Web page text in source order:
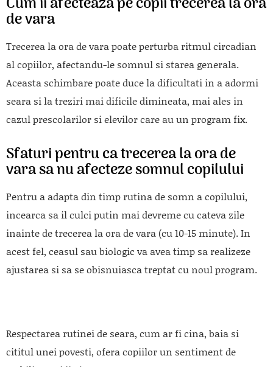
de vara
Trecerea la ora de vara poate perturba ritmul circadian
al copiilor, afectandu-le somnul si starea generala.
Aceasta schimbare poate duce la dificultati in a adormi
seara si la treziri mai dificile dimineata, mai ales in
cazul prescolarilor si elevilor care au un program fix.
Sfaturi pentru ca trecerea la ora de
vara sa nu afecteze somnul copilului
Pentru a adapta din timp rutina de somn a copilului,
incearca sa il culci putin mai devreme cu cateva zile
inainte de trecerea la ora de vara (cu 10-15 minute). In
acest fel, ceasul sau biologic va avea timp sa realizeze
ajustarea si sa se obisnuiasca treptat cu noul program.
Respectarea rutinei de seara, cum ar fi cina, baia si
cititul unei povesti, ofera copiilor un sentiment de